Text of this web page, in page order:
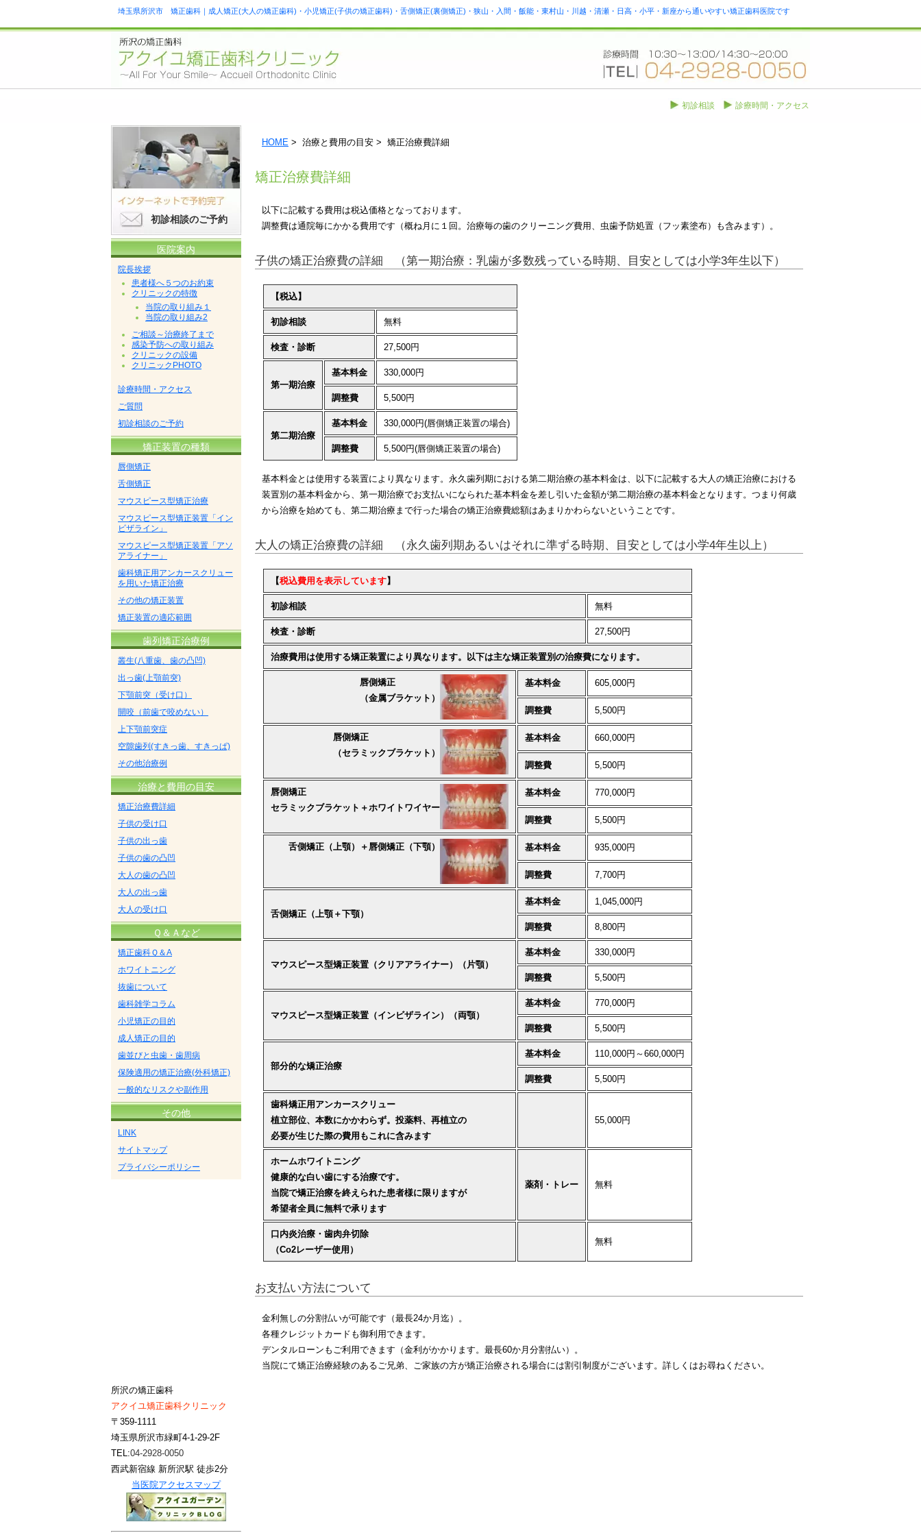
埼玉県所沢市 矯正歯科｜成人矯正(大人の矯正歯科)・小児矯正(子供の矯正歯科)・舌側矯正(裏側矯正)・狭山・入間・飯能・東村山・川越・清瀬・日高・小平・新座から通いやすい矯正歯科医院です
診療時間・アクセス
初診相談
HOME > 治療と費用の目安 > 矯正治療費詳細
矯正治療費詳細
以下に記載する費用は税込価格となっております。
調整費は通院毎にかかる費用です（概ね月に１回。治療毎の歯のクリーニング費用、虫歯予防処置（フッ素塗布）も含みます）。
子供の矯正治療費の詳細 （第一期治療：乳歯が多数残っている時期、目安としては小学3年生以下）
【税込】
初診相談 無料
検査・診断 27,500円
第一期治療
基本料金 330,000円
調整費 5,500円
第二期治療
基本料金 330,000円(唇側矯正装置の場合)
調整費 5,500円(唇側矯正装置の場合)
基本料金とは使用する装置により異なります。永久歯列期における第二期治療の基本料金は、以下に記載する大人の矯正治療における
装置別の基本料金から、第一期治療でお支払いになられた基本料金を差し引いた金額が第二期治療の基本料金となります。つまり何歳
から治療を始めても、第二期治療まで行った場合の矯正治療費総額はあまりかわらないということです。
大人の矯正治療費の詳細 （永久歯列期あるいはそれに準ずる時期、目安としては小学4年生以上）
【税込費用を表示しています】
初診相談 無料
検査・診断 27,500円
治療費用は使用する矯正装置により異なります。以下は主な矯正装置別の治療費になります。
唇側矯正
（金属ブラケット）
基本料金 605,000円
調整費 5,500円
唇側矯正
（セラミックブラケット）
基本料金 660,000円
調整費 5,500円
唇側矯正
セラミックブラケット＋ホワイトワイヤー
基本料金 770,000円
調整費 5,500円
舌側矯正（上顎）＋唇側矯正（下顎） 基本料金 935,000円
調整費 7,700円
舌側矯正（上顎＋下顎）
基本料金 1,045,000円
調整費 8,800円
マウスピース型矯正装置（クリアアライナー）（片顎）
基本料金 330,000円
調整費 5,500円
マウスピース型矯正装置（インビザライン）（両顎）
基本料金 770,000円
調整費 5,500円
部分的な矯正治療
基本料金 110,000円～660,000円
調整費 5,500円
歯科矯正用アンカースクリュー
植立部位、本数にかかわらず。投薬料、再植立の
必要が生じた際の費用もこれに含みます
55,000円
ホームホワイトニング
健康的な白い歯にする治療です。
当院で矯正治療を終えられた患者様に限りますが
希望者全員に無料で承ります
薬剤・トレー 無料
口内炎治療・歯肉弁切除
（Co2レーザー使用）
無料
お支払い方法について
金利無しの分割払いが可能です（最長24か月迄） 。
各種クレジットカードも御利用できます。
デンタルローンもご利用できます（金利がかかります。最長60か月分割払い）。
当院にて矯正治療経験のあるご兄弟、ご家族の方が矯正治療される場合には割引制度がございます。詳しくはお尋ねください。
初診相談のご予約
医院案内
院長挨拶
患者様へ５つのお約束
クリニックの特徴
当院の取り組み１
当院の取り組み2
ご相談～治療終了まで
感染予防への取り組み
クリニックの設備
クリニックPHOTO
診療時間・アクセス
ご質問
初診相談のご予約
矯正装置の種類
唇側矯正
舌側矯正
マウスピース型矯正治療
マウスピース型矯正装置「イン
ビザライン」
マウスピース型矯正装置「アソ
アライナー」
歯科矯正用アンカースクリュー
を用いた矯正治療
その他の矯正装置
矯正装置の適応範囲
歯列矯正治療例
叢生(八重歯、歯の凸凹)
出っ歯(上顎前突)
下顎前突（受け口）
開咬（前歯で咬めない）
上下顎前突症
空隙歯列(すきっ歯、すきっぱ)
その他治療例
治療と費用の目安
矯正治療費詳細
子供の受け口
子供の出っ歯
子供の歯の凸凹
大人の歯の凸凹
大人の出っ歯
大人の受け口
Ｑ＆Ａなど
矯正歯科Ｑ＆A
ホワイトニング
抜歯について
歯科雑学コラム
小児矯正の目的
成人矯正の目的
歯並びと虫歯・歯周病
保険適用の矯正治療(外科矯正)
一般的なリスクや副作用
その他
LINK
サイトマップ
プライバシーポリシー
所沢の矯正歯科
アクイユ矯正歯科クリニック
〒359-1111
埼玉県所沢市緑町4-1-29-2F
TEL:04-2928-0050
西武新宿線 新所沢駅 徒歩2分
当医院アクセスマップ